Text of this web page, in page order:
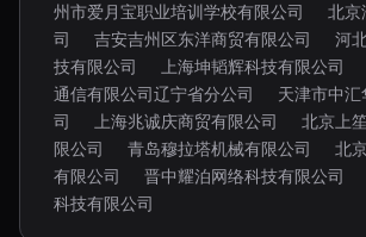
州市爱月宝职业培训学校有限公司
北京
司
吉安吉州区东洋商贸有限公司
河
技有限公司
上海坤韬辉科技有限公司
通信有限公司辽宁省分公司
天津市中
司
上海兆诚庆商贸有限公司
北京上
限公司
青岛穆拉塔机械有限公司
北
有限公司
晋中耀泊网络科技有限公司
科技有限公司